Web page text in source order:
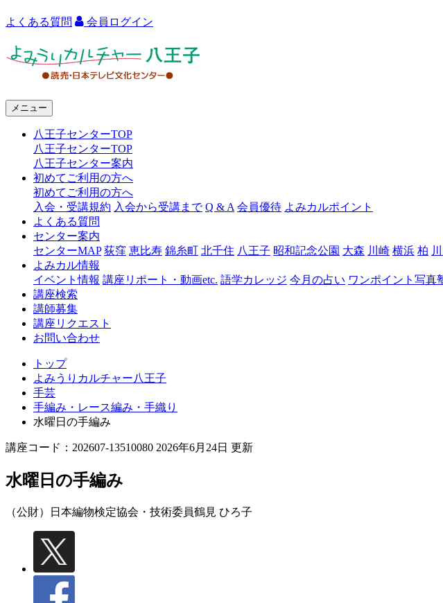
よくある質問 会員ログイン
ャ
八
王
メニュー
八王子センターTOP
八王子センターTOP
八王子センター案内
初めてご利用の方へ
初めてご利用の方へ
入会・受講規約 入会から受講まで Q & A 会員優待 よみカルポイント
よくある質問
センター案内
センターMAP 荻窪 恵比寿 錦糸町 北千住 八王子 昭和記念公園 大森 川崎 横浜 柏
よみカル情報
イベント情報 講座リポート・動画etc. 語学カレッジ 今月の占い ワンポイント写真
講座検索
講師募集
講座リクエスト
お問い合わせ
トップ
よみうりカルチャー八王子
手芸
手編み・レース編み・手織り
水曜日の手編み
講座コード：202607-13510080 2026年6月24日 更新
水曜日の手編み
（公財）日本編物検定協会・技術委員鶴見 ひろ子